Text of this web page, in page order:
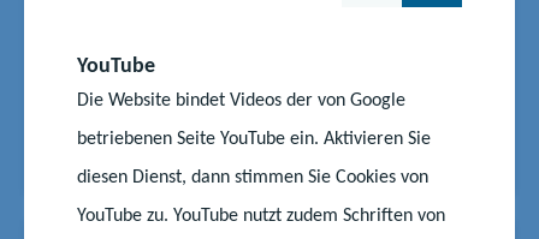
YouTube
Die Website bindet Videos der von Google
betriebenen Seite YouTube ein. Aktivieren Sie
diesen Dienst, dann stimmen Sie Cookies von
YouTube zu. YouTube nutzt zudem Schriften von